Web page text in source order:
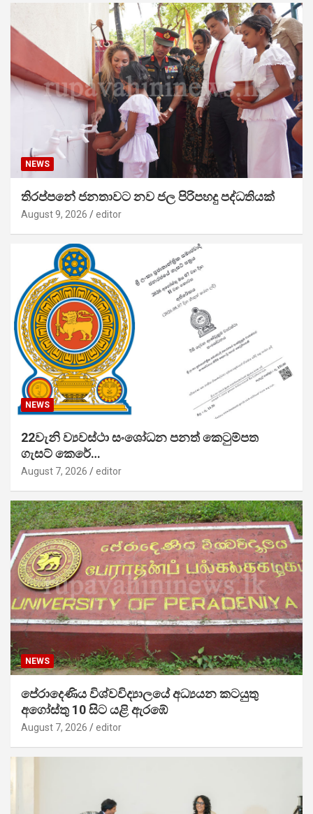
NEWS
තිරප්පනේ ජනතාවට නව ජල පිරිපහදු පද්ධතියක්
August 9, 2026 editor
NEWS
22වැනි ව්‍යවස්ථා සංශෝධන පනත් කෙටුම්පත
ගැසට් කෙරේ…
August 7, 2026 editor
NEWS
පේරාදෙණිය විශ්වවිද්‍යාලයේ අධ්‍යයන කටයුතු
අගෝස්තු 10 සිට යළි ඇරඹේ
August 7, 2026 editor